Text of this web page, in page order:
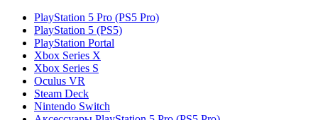
PlayStation 5 Pro (PS5 Pro)
PlayStation 5 (PS5)
PlayStation Portal
Xbox Series X
Xbox Series S
Oculus VR
Steam Deck
Nintendo Switch